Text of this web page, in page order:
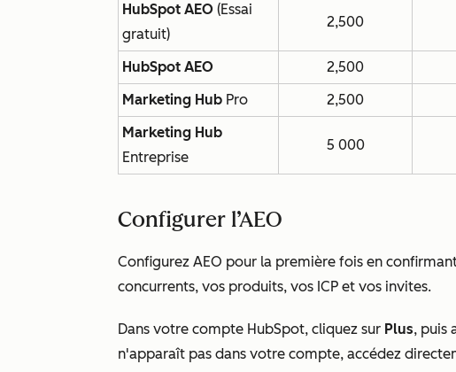
HubSpot AEO (Essai
gratuit)
2,500
HubSpot AEO 2,500
Marketing Hub Pro 2,500
Marketing Hub
Entreprise
5 000
Configurer l’AEO
Configurez AEO pour la première fois en
concurrents, vos produits, vos ICP et vos invites.
Dans votre compte HubSpot, cliquez sur Plus, puis
n'apparaît pas dans votre compte, accédez